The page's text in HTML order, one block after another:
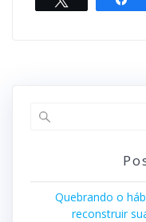
Quebrando o
reconstruir